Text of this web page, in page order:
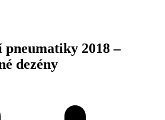
2018 –
dezény